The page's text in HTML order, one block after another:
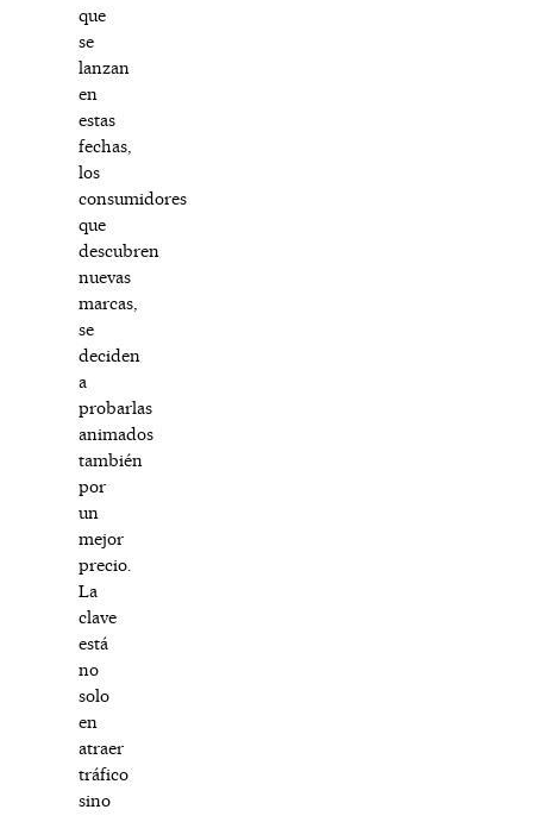
que
se
lanzan
en
estas
fechas,
los
consumidores
que
descubren
nuevas
marcas,
se
deciden
a
probarlas
animados
también
por
un
mejor
precio.
La
clave
está
no
solo
en
atraer
tráfico
sino